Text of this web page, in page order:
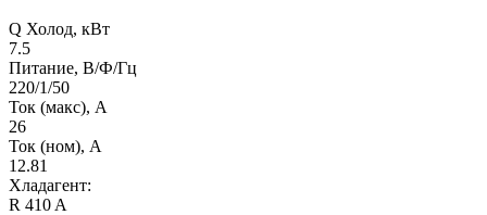
Q Холод, кВт
7.5
Питание, В/Ф/Гц
220/1/50
Ток (макс), А
26
Ток (ном), А
12.81
Хладагент:
R 410 A